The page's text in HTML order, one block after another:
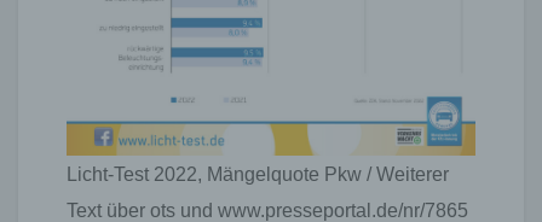
Licht-Test 2022, Mängelquote Pkw / Weiterer
Text über ots und www.presseportal.de/nr/7865